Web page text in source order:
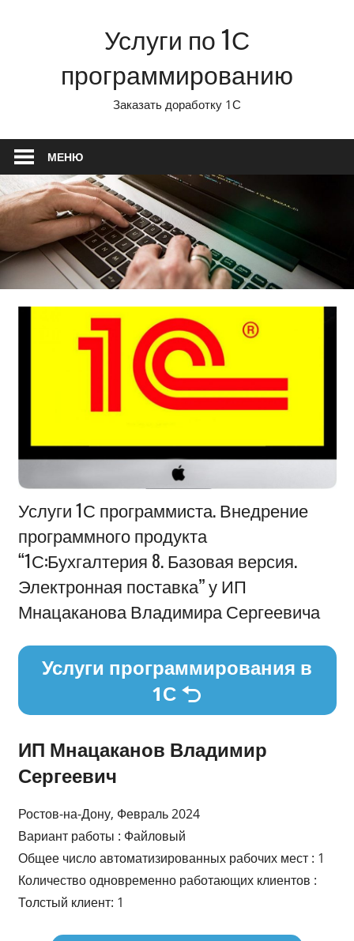
Услуги по 1С
программированию
Заказать доработку 1С
МЕНЮ
Информация
Услуги 1С программиста. Внедрение
программного продукта
“1С:Бухгалтерия 8. Базовая версия.
Электронная поставка” у ИП
Мнацаканова Владимира Сергеевича
Услуги программирования в
1С
ИП Мнацаканов Владимир
Сергеевич
Ростов-на-Дону, Февраль 2024
Вариант работы : Файловый
Общее число автоматизированных рабочих мест : 1
Количество одновременно работающих клиентов :
Толстый клиент: 1